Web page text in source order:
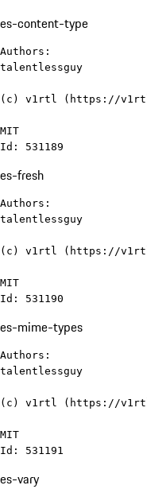
es-content-type
Authors:
talentlessguy
(c) v1rtl (https://
MIT
Id: 531189
es-fresh
Authors:
talentlessguy
(c) v1rtl (https://
MIT
Id: 531190
es-mime-types
Authors:
talentlessguy
(c) v1rtl (https://
MIT
Id: 531191
es-vary